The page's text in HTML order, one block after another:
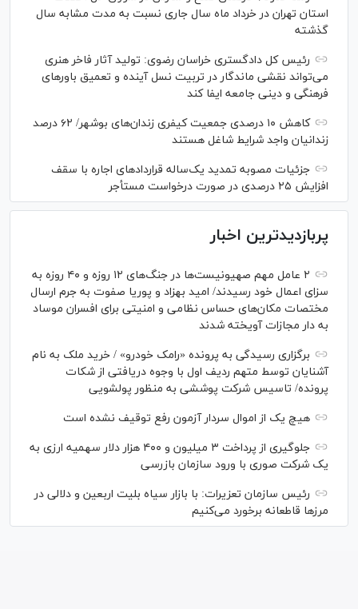
استان تهران در خرداد ماه سال جاری نسبت به مدت مشابه سال
گذشته
رئیس کل دادگستری خراسان رضوی: تولید آثار فاخر هنری
می‌تواند نقشی ماندگار در تربیت نسل آینده و تعمیق باور‌های
فرهنگی و دینی جامعه ایفا کند
کاهش ۱۰ درصدی جمعیت کیفری زندان‌های بوشهر/ ۶۲ درصد
زندانیان واجد شرایط شاغل هستند
جزئیات مصوبه تمدید یک‌ساله قرارداد‌های اجاره با سقف
افزایش ۲۵ درصدی در صورت درخواست مستأجر
پربازدیدترین اخبار
۲ عامل مهم صهیونیست‌ها در جنگ‌های ۱۲ روزه و ۴۰ روزه به
سزای اعمال خود رسیدند/ امید بهزاد و پوریا صفوت به جرم ارسال
مختصات مکان‌های حساس نظامی و امنیتی برای افسران موساد
به دار مجازات آویخته شدند
برگزاری رسیدگی به پرونده «رامک خودرو» / خرید ملک به نام
آشنایان توسط متهم ردیف اول با وجوه دریافتی از شکات
پرونده/ تاسیس شرکت پوششی به منظور پولشویی
هیچ یک از اموال سردار آزمون رفع توقیف نشده است
جلوگیری از پرداخت ۳ میلیون و ۴۰۰ هزار دلار سهمیه ارزی به
یک شرکت صوری با ورود سازمان بازرسی
رئیس سازمان تعزیرات: با بازار سیاه بلیت اربعین و دلالی در
مرز‌ها قاطعانه برخورد می‌کنیم